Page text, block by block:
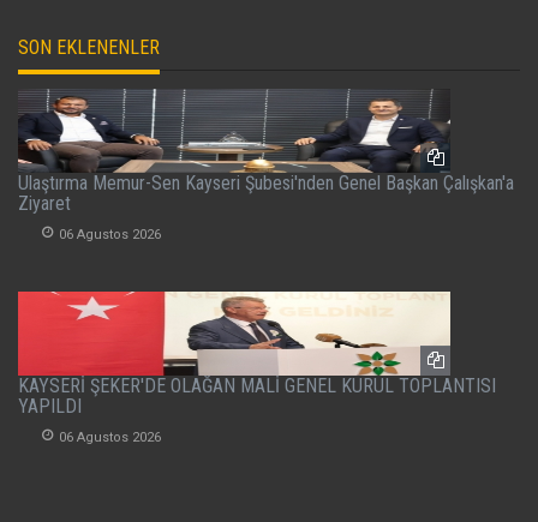
SON EKLENENLER
Ulaştırma Memur-Sen Kayseri Şubesi'nden Genel Başkan Çalışkan'a
Ziyaret
06 Agustos 2026
KAYSERİ ŞEKER'DE OLAĞAN MALİ GENEL KURUL TOPLANTISI
YAPILDI
06 Agustos 2026